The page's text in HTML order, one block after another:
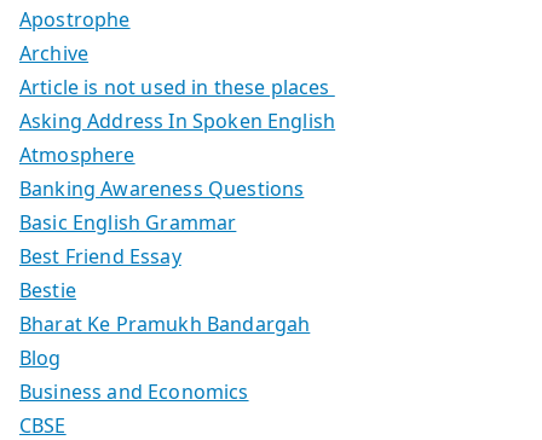
Apostrophe
Archive
Article is not used in these places
Asking Address In Spoken English
Atmosphere
Banking Awareness Questions
Basic English Grammar
Best Friend Essay
Bestie
Bharat Ke Pramukh Bandargah
Blog
Business and Economics
CBSE